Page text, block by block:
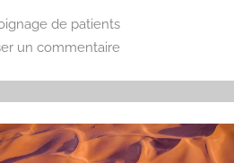
de patients
un commentaire